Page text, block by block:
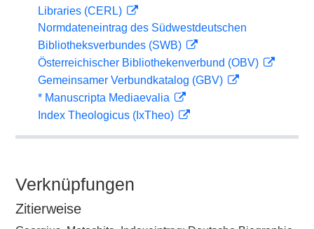
Libraries (CERL)
Normdateneintrag des Südwestdeutschen
Bibliotheksverbundes (SWB)
Österreichischer Bibliothekenverbund (OBV)
Gemeinsamer Verbundkatalog (GBV)
* Manuscripta Mediaevalia
Index Theologicus (IxTheo)
Verknüpfungen
Zitierweise